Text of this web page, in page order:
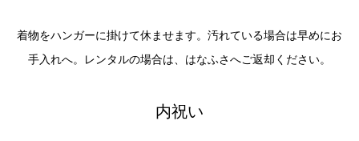
着物をハンガーに掛けて休ませます。汚れている場合は早めにお
手入れへ。レンタルの場合は、はなふさへご返却ください。
内祝い